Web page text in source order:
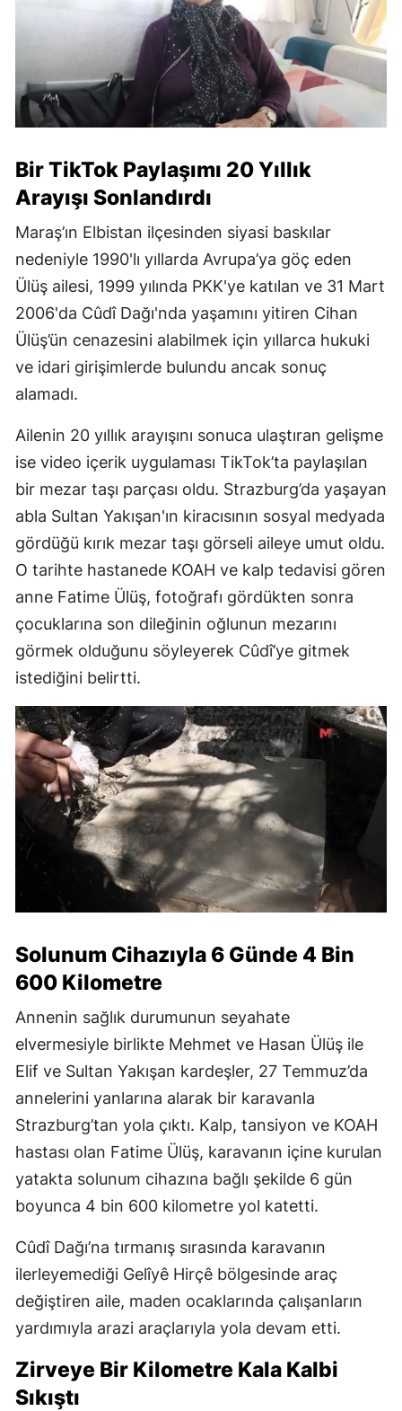
Bir TikTok Paylaşımı 20 Yıllık
Arayışı Sonlandırdı
Maraş’ın Elbistan ilçesinden siyasi baskılar
nedeniyle 1990'lı yıllarda Avrupa’ya göç eden
Ülüş ailesi, 1999 yılında PKK'ye katılan ve 31 Mart
2006'da Cûdî Dağı'nda yaşamını yitiren Cihan
Ülüş’ün cenazesini alabilmek için yıllarca hukuki
ve idari girişimlerde bulundu ancak sonuç
alamadı.
Ailenin 20 yıllık arayışını sonuca ulaştıran gelişme
ise video içerik uygulaması TikTok’ta paylaşılan
bir mezar taşı parçası oldu. Strazburg’da yaşayan
abla Sultan Yakışan'ın kiracısının sosyal medyada
gördüğü kırık mezar taşı görseli aileye umut oldu.
O tarihte hastanede KOAH ve kalp tedavisi gören
anne Fatime Ülüş, fotoğrafı gördükten sonra
çocuklarına son dileğinin oğlunun mezarını
görmek olduğunu söyleyerek Cûdî’ye gitmek
istediğini belirtti.
Solunum Cihazıyla 6 Günde 4 Bin
600 Kilometre
Annenin sağlık durumunun seyahate
elvermesiyle birlikte Mehmet ve Hasan Ülüş ile
Elif ve Sultan Yakışan kardeşler, 27 Temmuz’da
annelerini yanlarına alarak bir karavanla
Strazburg’tan yola çıktı. Kalp, tansiyon ve KOAH
hastası olan Fatime Ülüş, karavanın içine kurulan
yatakta solunum cihazına bağlı şekilde 6 gün
boyunca 4 bin 600 kilometre yol katetti.
Cûdî Dağı’na tırmanış sırasında karavanın
ilerleyemediği Gelîyê Hirçê bölgesinde araç
değiştiren aile, maden ocaklarında çalışanların
yardımıyla arazi araçlarıyla yola devam etti.
Zirveye Bir Kilometre Kala Kalbi
Sıkıştı